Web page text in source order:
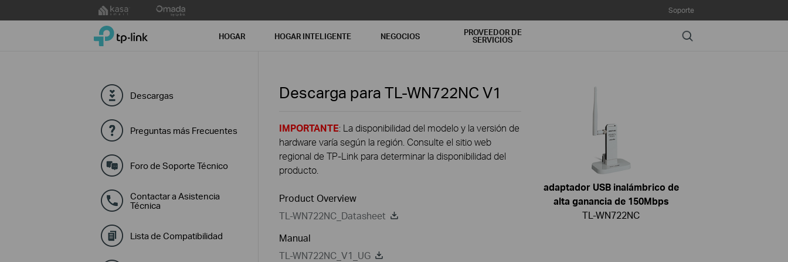
to
Soporte
TP-Link, Reliably Smart HOGAR HOGAR INTELIGENTE NEGOCIOS PROVEEDOR DE
SERVICIOS Search
Descargas
Preguntas más Frecuentes
Foro de Soporte Técnico
Contactar a Asistencia
Técnica
Lista de Compatibilidad
Descarga para TL-WN722NCV1
IMPORTANTE: La disponibilidad del modelo y la versión de
hardware varía según la región. Consulte el sitio web
regional de TP-Link para determinar la disponibilidad del
producto.
Product Overview
TL-WN722NC_Datasheet
Manual
TL-WN722NC_V1_UG
adaptador USB inalámbrico de
alta ganancia de 150Mbps
TL-WN722NC